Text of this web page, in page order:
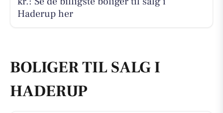
Haderup her
BOLIGER TIL SALG I
HADERUP